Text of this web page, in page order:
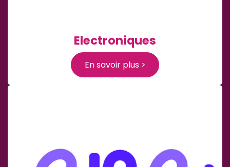
Electroniques
En savoir plus >